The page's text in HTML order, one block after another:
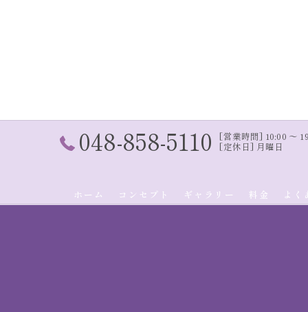
048-858-5110 [営業時間] 10:00 〜
[定休日] 月曜日
ホーム コンセプト ギャラリー 料金 よく